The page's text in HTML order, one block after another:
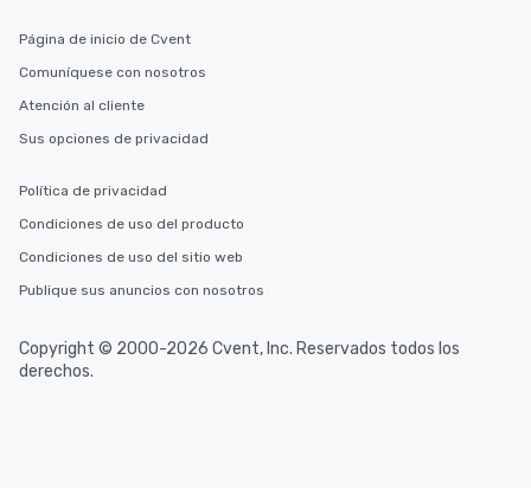
Página de inicio de Cvent
Comuníquese con nosotros
Atención al cliente
Sus opciones de privacidad
Política de privacidad
Condiciones de uso del producto
Condiciones de uso del sitio web
Publique sus anuncios con nosotros
Copyright © 2000-2026 Cvent, Inc. Reservados todos los
derechos.